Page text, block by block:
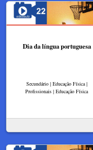
Dia da língua portuguesa
Secundário | Educação Física |
Profissionais | Educação Física